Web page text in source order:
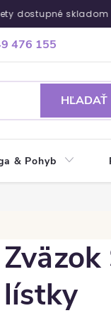
skladom
476 155
HĽADAŤ
& Pohyb
lístky